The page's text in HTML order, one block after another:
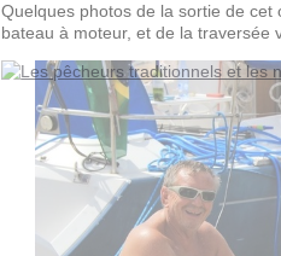
Quelques photos de la sortie de
bateau à moteur, et de la traversée